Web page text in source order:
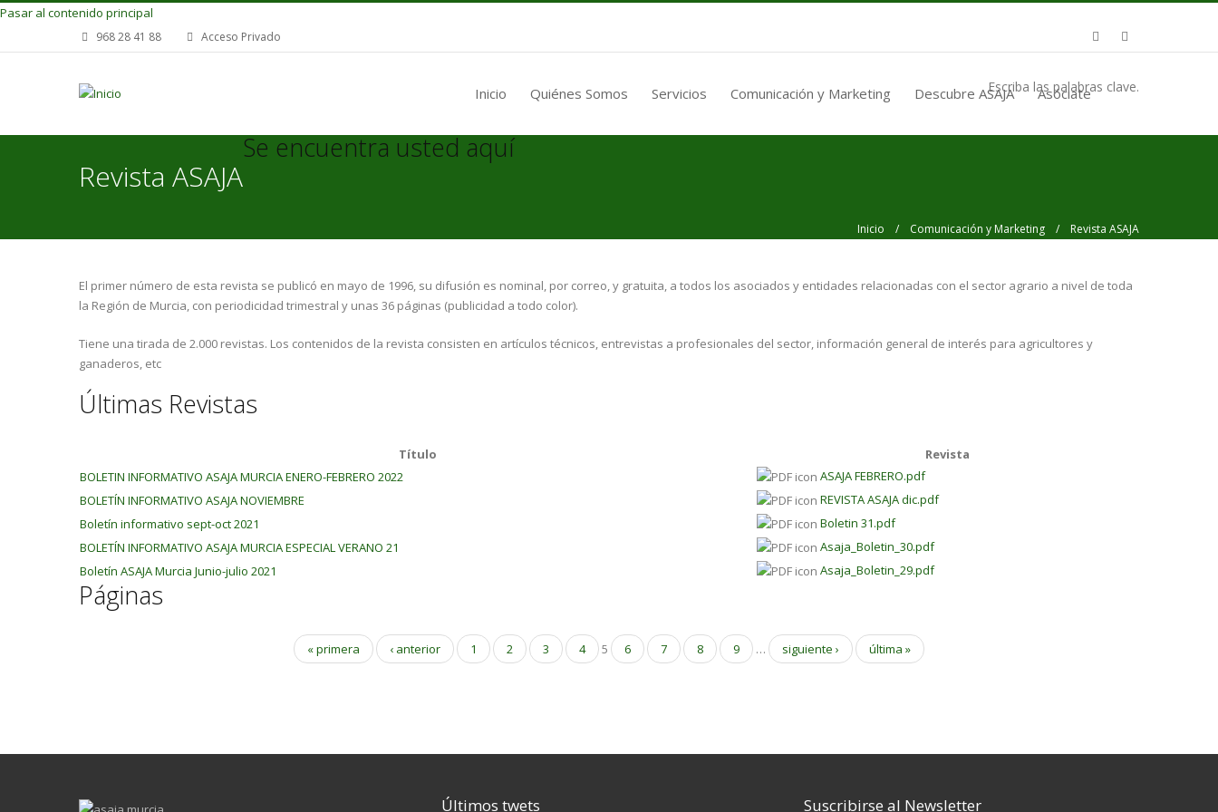
Pasar al contenido principal
968 28 41 88 Acceso Privado
Inicio Quiénes Somos Servicios Comunicación y Marketing Descubre ASAJA Asóciate
Escriba las palabras clave.
Revista ASAJA
Se encuentra usted aquí
Inicio / Comunicación y Marketing / Revista ASAJA
El primer número de esta revista se publicó en mayo de 1996, su difusión es nominal, por correo, y gratuita, a todos los asociados y entidades relacionadas con el sector agrario a nivel de toda
la Región de Murcia, con periodicidad trimestral y unas 36 páginas (publicidad a todo color).
Tiene una tirada de 2.000 revistas. Los contenidos de la revista consisten en artículos técnicos, entrevistas a profesionales del sector, información general de interés para agricultores y
ganaderos, etc
Últimas Revistas
Título
Revista
BOLETIN INFORMATIVO ASAJA MURCIA ENERO-FEBRERO 2022
ASAJA FEBRERO.pdf
BOLETÍN INFORMATIVO ASAJA NOVIEMBRE
REVISTA ASAJA dic.pdf
Boletín informativo sept-oct 2021
Boletin 31.pdf
BOLETÍN INFORMATIVO ASAJA MURCIA ESPECIAL VERANO 21
Asaja_Boletin_30.pdf
Boletín ASAJA Murcia Junio-julio 2021
Asaja_Boletin_29.pdf
Páginas
« primera ‹ anterior 1 2 3 4 5 6 7 8 9 … siguiente › última »
Últimos twets Suscribirse al Newsletter